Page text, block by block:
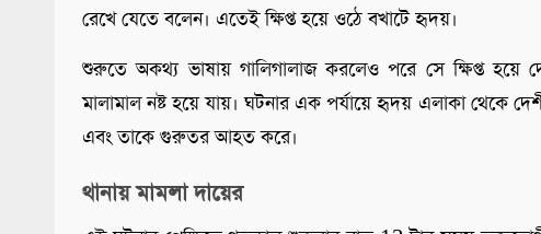
রেখে যেতে বলেন। এতেই ক্ষিপ্ত হয়ে ওঠে বখাটে হৃদয়।
শুরুতে অকথ্য ভাষায় গালিগালাজ করলেও পরে সে ক্ষিপ্ত হয়ে
মালামাল নষ্ট হয়ে যায়। ঘটনার এক পর্যায়ে হৃদয় এলাকা থেকে
এবং তাকে গুরুতর আহত করে।
থানায় মামলা দায়ের